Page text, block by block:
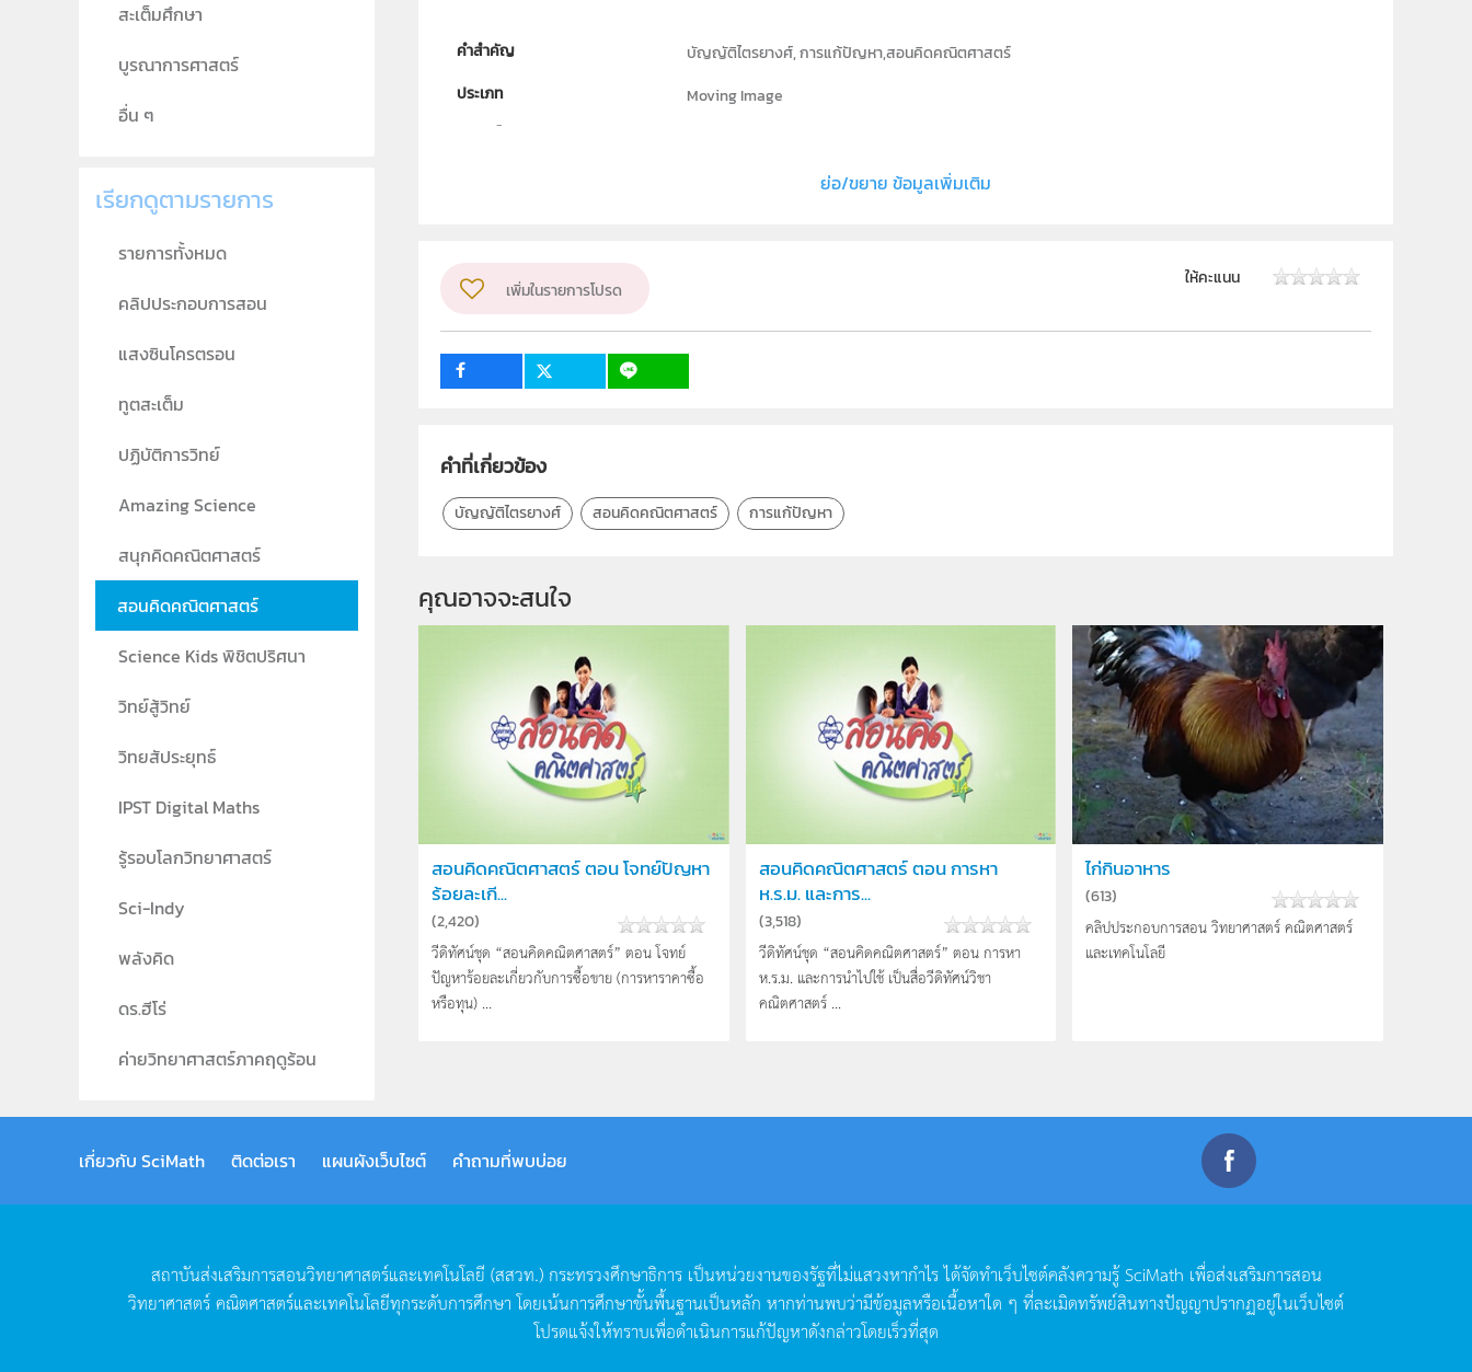
คำสำคัญ
บัญญัติไตรยางศ์, การแก้ปัญหา,สอนคิดคณิตศาสตร์
ประเภท
Moving Image
สาขาวิชาคณิตศาสตร์และฝ่ายนวัตกรรมและเทคโนโลยีเพื่อการเรียนรู้
กลุ่มเป้าหมาย
ย่อ/ขยาย ข้อมูลเพิ่มเติม
เพิ่มในรายการโปรด
ให้คะแนน
คำที่เกี่ยวข้อง
บัญญัติไตรยางศ์ สอนคิดคณิตศาสตร์ การแก้ปัญหา
คุณอาจจะสนใจ
สอนคิดคณิตศาสตร์ ตอน โจทย์ปัญหา
ร้อยละเกี...
(2,420)
วีดิทัศน์ชุด “สอนคิดคณิตศาสตร์” ตอน โจทย์
ปัญหาร้อยละเกี่ยวกับการซื้อขาย (การหาราคาซื้อ
หรือทุน) ...
สอนคิดคณิตศาสตร์ ตอน การหา
ห.ร.ม. และการ...
(3,518)
วีดิทัศน์ชุด “สอนคิดคณิตศาสตร์” ตอน การหา
ห.ร.ม. และการนำไปใช้ เป็นสื่อวีดิทัศน์วิชา
คณิตศาสตร์ ...
ไก่กินอาหาร
(613)
คลิปประกอบการสอน วิทยาศาสตร์ คณิตศาสตร์
และเทคโนโลยี
สะเต็มศึกษา
บูรณาการศาสตร์
อื่น ๆ
เรียกดูตามรายการ
รายการทั้งหมด
คลิปประกอบการสอน
แสงซินโครตรอน
ทูตสะเต็ม
ปฏิบัติการวิทย์
Amazing Science
สนุกคิดคณิตศาสตร์
สอนคิดคณิตศาสตร์
Science Kids พิชิตปริศนา
วิทย์สู้วิทย์
วิทยสัประยุทธ์
IPST Digital Maths
รู้รอบโลกวิทยาศาสตร์
Sci-Indy
พลังคิด
ดร.ฮีโร่
ค่ายวิทยาศาสตร์ภาคฤดูร้อน
เกี่ยวกับ SciMath ติดต่อเรา แผนผังเว็บไซต์ คำถามที่พบบ่อย
สถาบันส่งเสริมการสอนวิทยาศาสตร์และเทคโนโลยี (สสวท.) กระทรวงศึกษาธิการ เป็นหน่วยงานของรัฐที่ไม่แสวงหากำไรได้จัดทำเว็บไซต์คลังความรู้SciMath เพื่อส่งเสริมการสอน
วิทยาศาสตร์คณิตศาสตร์และเทคโนโลยีทุกระดับการศึกษา โดยเน้นการศึกษาขั้นพื้นฐานเป็นหลัก หากท่านพบว่ามีข้อมูลหรือเนื้อหาใด ๆ ที่ละเมิดทรัพย์สินทางปัญญาปรากฏอยู่ในเว็บไซต์
โปรดแจ้งให้ทราบเพื่อดำเนินการแก้ปัญหาดังกล่าวโดยเร็วที่สุด